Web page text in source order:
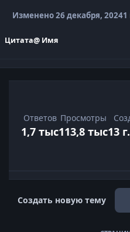
Изменено26 декабря, 20241
Цитата@ Имя
Ответов
1,7 тыс
Просмотры
113,8 тыс13 г.
Создать новую тему